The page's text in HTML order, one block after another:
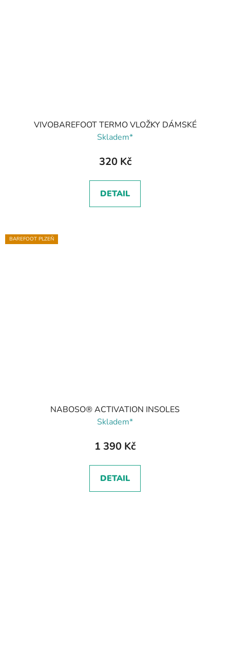
VIVOBAREFOOT TERMO VLOŽKY DÁMSKÉ
Skladem*
320 Kč
DETAIL
BAREFOOT PLZEŇ
NABOSO® ACTIVATION INSOLES
Skladem*
1 390 Kč
DETAIL